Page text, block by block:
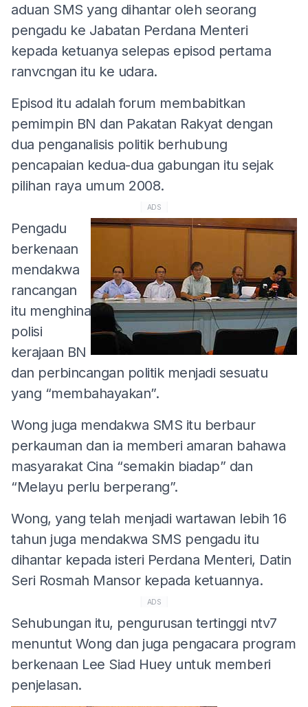
aduan SMS yang dihantar oleh seorang
pengadu ke Jabatan Perdana Menteri
kepada ketuanya selepas episod pertama
ranvcngan itu ke udara.
Episod itu adalah forum membabitkan
pemimpin BN dan Pakatan Rakyat dengan
dua penganalisis politik berhubung
pencapaian kedua-dua gabungan itu sejak
pilihan raya umum 2008.
ADS
Pengadu
berkenaan
mendakwa
rancangan
itu menghina
polisi
kerajaan BN
dan perbincangan politik menjadi sesuatu
yang “membahayakan”.
Wong juga mendakwa SMS itu berbaur
perkauman dan ia memberi amaran bahawa
masyarakat Cina “semakin biadap” dan
“Melayu perlu berperang”.
Wong, yang telah menjadi wartawan lebih 16
tahun juga mendakwa SMS pengadu itu
dihantar kepada isteri Perdana Menteri, Datin
Seri Rosmah Mansor kepada ketuannya.
ADS
Sehubungan itu, pengurusan tertinggi ntv7
menuntut Wong dan juga pengacara program
berkenaan Lee Siad Huey untuk memberi
penjelasan.